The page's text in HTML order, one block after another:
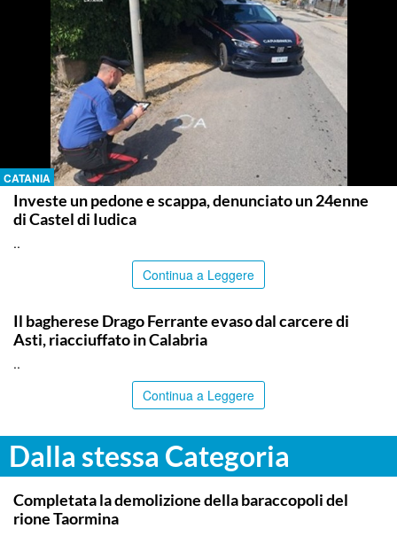
CATANIA
Investe un pedone e scappa, denunciato un 24enne
di Castel di Iudica
..
Continua a Leggere
Il bagherese Drago Ferrante evaso dal carcere di
Asti, riacciuffato in Calabria
..
Continua a Leggere
Dalla stessa Categoria
MESSINA
Completata la demolizione della baraccopoli del
rione Taormina